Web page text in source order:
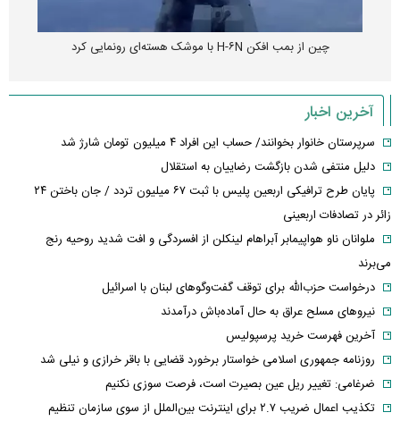
چین از بمب افکن H-۶N با موشک هسته‌ای رونمایی کرد
آخرین اخبار
سرپرستان خانوار بخوانند/ حساب این افراد ۴ میلیون تومان شارژ شد
دلیل منتفی شدن بازگشت رضاییان به استقلال
پایان طرح ترافیکی اربعین پلیس با ثبت ۶۷ میلیون تردد / جان باختن ۲۴
زائر در تصادفات اربعینی
ملوانان ناو هواپیمابر آبراهام لینکلن از افسردگی و افت شدید روحیه رنج
می‌برند
درخواست حزب‌الله برای توقف گفت‌وگوهای لبنان با اسرائیل
نیروهای مسلح عراق به حال آماده‌باش درآمدند
آخرین فهرست خرید پرسپولیس
روزنامه جمهوری اسلامی خواستار برخورد قضایی با باقر خرازی و نیلی شد
ضرغامی: تغییر ریل عین بصیرت است، فرصت سوزی نکنیم
تکذیب اعمال ضریب ۲.۷ برای اینترنت بین‌الملل از سوی سازمان تنظیم